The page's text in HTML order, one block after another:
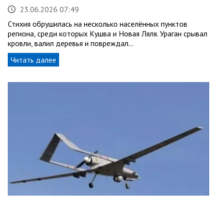
23.06.2026 07:49
Стихия обрушилась на несколько населённых пунктов
региона, среди которых Кушва и Новая Ляля. Ураган срывал
кровли, валил деревья и повреждал…
Читать далее